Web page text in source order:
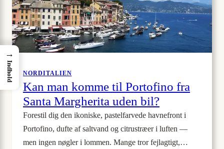
NORDITALIEN
Kan man komme til Portofino fra
Santa Margherita uden bil?
Forestil dig den ikoniske, pastelfarvede havnefront i
Portofino, dufte af saltvand og citrustræer i luften —
men ingen nøgler i lommen. Mange tror fejlagtigt,…
→
Indhold